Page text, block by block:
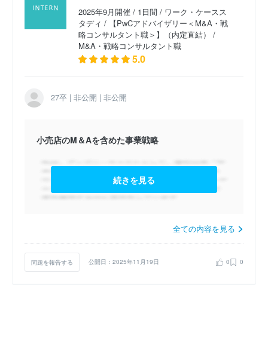
2024卒 【PwCアドバイザリー＜M&A・戦略コンサル
タント職＞】（内定直結） （2022年11月開催）
2024卒 【PwCアドバイザリー＜M&A・戦略コンサル
タント職＞】（内定直結） （2022年8月開催）
催）
2025年9月開催 / 1日間 / ワーク・ケースス
タディ / 【PwCアドバイザリー＜M&A・戦
略コンサルタント職＞】（内定直結） /
M&A・戦略コンサルタント職
5.0
27卒 | 非公開 | 非公開
小売店のM＆Aを含めた事業戦略
続きを見る
全ての内容を見る
問題を報告する 公開日：2025年11月19日 0 0